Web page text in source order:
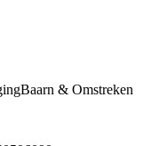
Baarn & Omstreken